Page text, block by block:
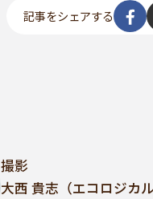
記事をシェアする
撮影
大西 貴志（エコロジカ